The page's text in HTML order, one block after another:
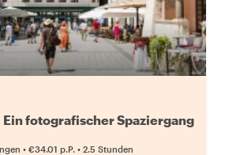
fotografischer Spaziergang
• €34.01 p.P. • 2.5 Stunden